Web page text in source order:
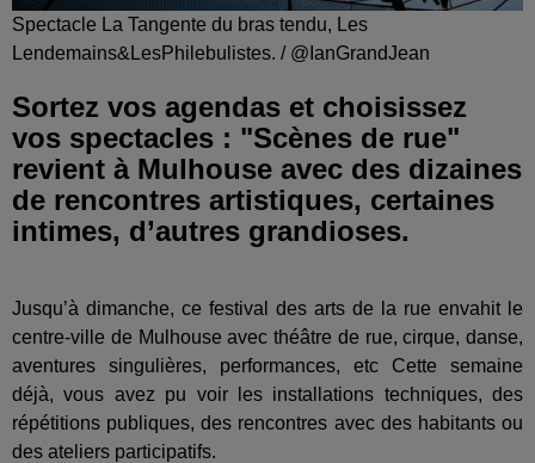
Spectacle La Tangente du bras tendu, Les
Lendemains&LesPhilebulistes. / @IanGrandJean
Sortez vos agendas et choisissez
vos spectacles : "Scènes de rue"
revient à Mulhouse avec des dizaines
de rencontres artistiques, certaines
intimes, d’autres grandioses.
Jusqu’à dimanche, ce festival des arts de la rue envahit le
centre-ville de Mulhouse avec théâtre de rue, cirque, danse,
aventures singulières, performances, etc Cette semaine
déjà, vous avez pu voir les installations techniques, des
répétitions publiques, des rencontres avec des habitants ou
des ateliers participatifs.